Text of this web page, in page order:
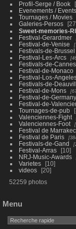
Profil-Serge / Book
Evenements / Events
Tournages / Movies
Galeries-Persos
Sweet-memories-
Festival-Gerardmer
Festival-de-Venise
Festivals-de-Brussel
Festival-Les-Arcs
Festivals-de-Cannes
Festival-de-Monaco
Festival-Los-
Festivals-de-
Festival-de-Mons
Festival-de-Germany
Festival-de-
Tournages-de-pub
Valenciennes-Fight
Valenciennes-Foot
Festival de
Festival de Paris
Festivals-de-Gand
Festival-Arras
10
NRJ-Music-Awards
Varietes
10
videos
20
52259 photos
Menu